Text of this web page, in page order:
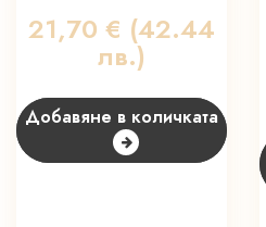
21,70 € (42.44
лв.)
Добавяне в количката